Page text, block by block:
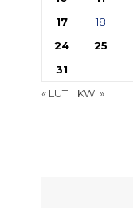
17
18
24
25
31
« LUT
KWI »